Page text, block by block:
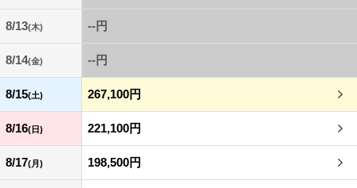
8/13(木) --円
8/14(金) --円
8/15(土) 267,100円
8/16(日) 221,100円
8/17(月) 198,500円